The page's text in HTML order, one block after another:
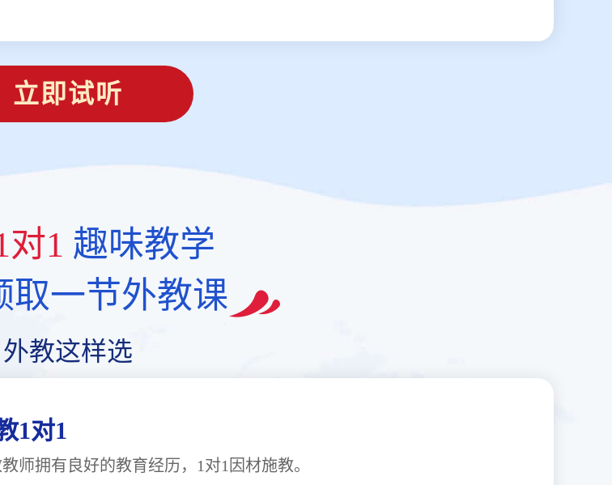
立即试听
对1 趣味教学
取一节外教课
外教这样选
1对1
教师拥有良好的教育经历，1对1因材施教。